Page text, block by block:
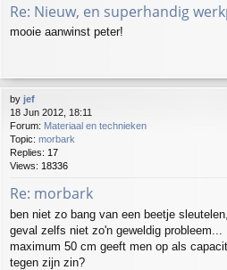
Re: Nieuw, en superhandig
mooie aanwinst peter!
by jef
18 Jun 2012, 18:11
Forum: Materiaal en technieken
Topic: morbark
Replies: 17
Views: 18336
Re: morbark
ben niet zo bang van een beetje
geval zelfs niet zo'n geweldig probleem...
maximum 50 cm geeft men op als
tegen zijn zin?